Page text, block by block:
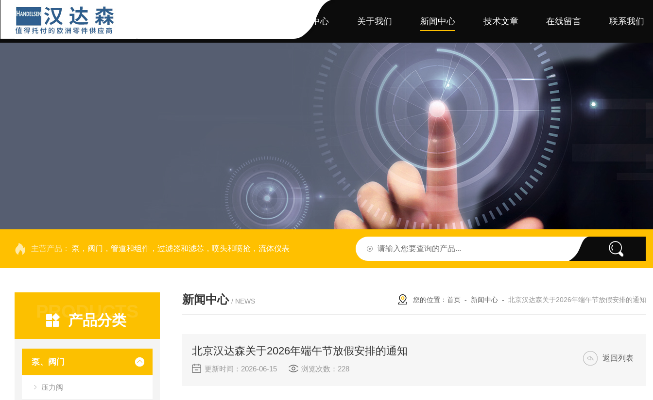
产品中心 关于我们 新闻中心 技术文章 在线留言 联系我们
主营产品： 泵，阀门，管道和组件，过滤器和滤芯，喷头和喷抢，流体仪表
PRODUCTS
产品分类
泵、阀门
压力阀
新闻中心 / NEWS 您的位置： 首页 - 新闻中心 - 北京汉达森关于2026年端午节放假安排的通知
北京汉达森关于2026年端午节放假安排的通知
更新时间：2026-06-15 浏览次数：228
返回列表